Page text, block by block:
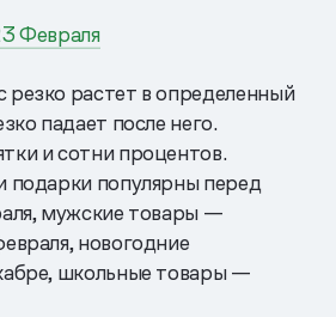
Февраля
резко растет в определенный
падает после него.
и сотни процентов.
популярны перед
мужские товары —
новогодние
школьные товары —